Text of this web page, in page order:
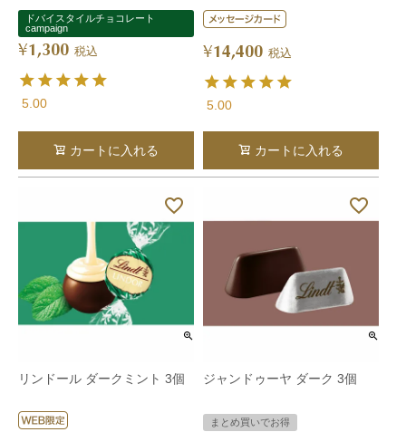
ドバイスタイルチョコレート
campaign
¥1,300 税込
5.00
カートに入れる
¥14,400 税込
5.00
カートに入れる
リンドール ダークミント 3個 ジャンドゥーヤ ダーク 3個
まとめ買いでお得